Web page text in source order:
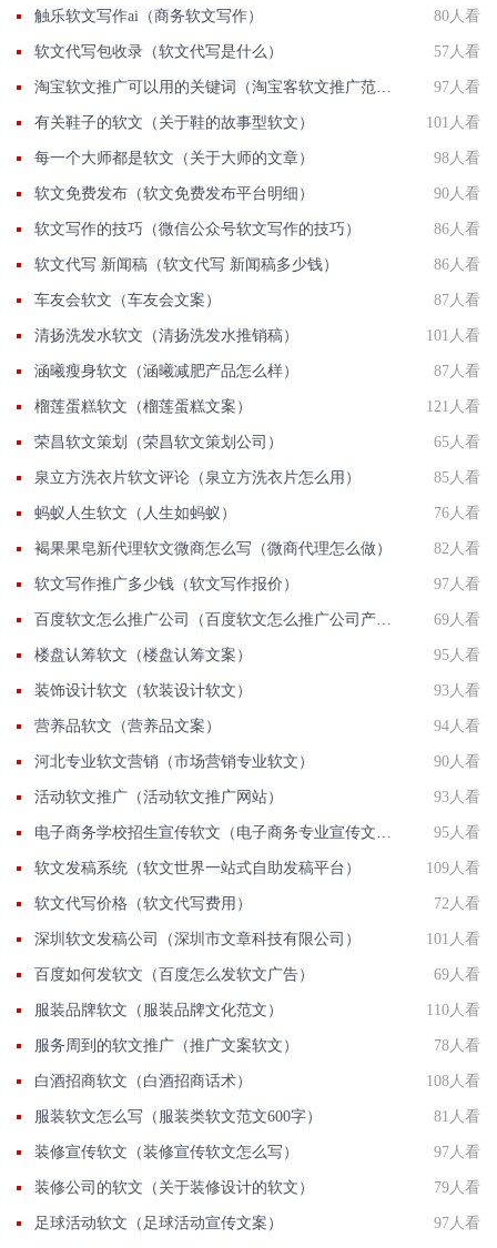
触乐软文写作ai（商务软文写作） 80人看
软文代写包收录（软文代写是什么） 57人看
97人看
有关鞋子的软文（关于鞋的故事型软文） 101人看
每一个大师都是软文（关于大师的文章） 98人看
软文免费发布（软文免费发布平台明细） 90人看
软文写作的技巧（微信公众号软文写作的技巧） 86人看
软文代写 新闻稿（软文代写 新闻稿多少钱） 86人看
车友会软文（车友会文案） 87人看
清扬洗发水软文（清扬洗发水推销稿） 101人看
涵曦瘦身软文（涵曦减肥产品怎么样） 87人看
榴莲蛋糕软文（榴莲蛋糕文案） 121人看
荣昌软文策划（荣昌软文策划公司） 65人看
泉立方洗衣片软文评论（泉立方洗衣片怎么用） 85人看
蚂蚁人生软文（人生如蚂蚁） 76人看
褐果果皂新代理软文微商怎么写（微商代理怎么做） 82人看
软文写作推广多少钱（软文写作报价） 97人看
69人看
楼盘认筹软文（楼盘认筹文案） 95人看
装饰设计软文（软装设计软文） 93人看
营养品软文（营养品文案） 94人看
河北专业软文营销（市场营销专业软文） 90人看
活动软文推广（活动软文推广网站） 93人看
95人看
软文发稿系统（软文世界一站式自助发稿平台） 109人看
软文代写价格（软文代写费用） 72人看
深圳软文发稿公司（深圳市文章科技有限公司） 101人看
百度如何发软文（百度怎么发软文广告） 69人看
服装品牌软文（服装品牌文化范文） 110人看
服务周到的软文推广（推广文案软文） 78人看
白酒招商软文（白酒招商话术） 108人看
服装软文怎么写（服装类软文范文600字） 81人看
装修宣传软文（装修宣传软文怎么写） 97人看
装修公司的软文（关于装修设计的软文） 79人看
足球活动软文（足球活动宣传文案） 97人看